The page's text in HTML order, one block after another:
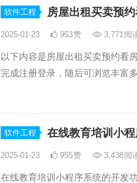
软件工程 房屋出租买卖预
2025-01-23 953赞 3,771阅
以下内容是房屋出租买卖预约看
完成注册登录，随后可浏览丰富
软件工程 在线教育培训小
2025-01-23 955赞 3,438阅
在线教育培训小程序系统的开发